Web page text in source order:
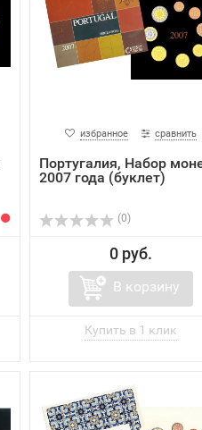
избранное сравнить
Португалия, Набор
2007 года (буклет)
(0)
0 руб.
В корзину